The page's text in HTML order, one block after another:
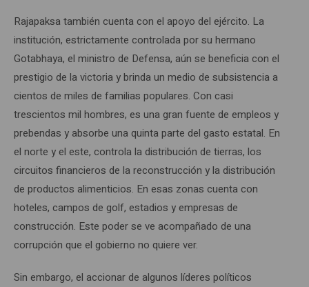
Rajapaksa también cuenta con el apoyo del ejército. La
institución, estrictamente controlada por su hermano
Gotabhaya, el ministro de Defensa, aún se beneficia con el
prestigio de la victoria y brinda un medio de subsistencia a
cientos de miles de familias populares. Con casi
trescientos mil hombres, es una gran fuente de empleos y
prebendas y absorbe una quinta parte del gasto estatal. En
el norte y el este, controla la distribución de tierras, los
circuitos financieros de la reconstrucción y la distribución
de productos alimenticios. En esas zonas cuenta con
hoteles, campos de golf, estadios y empresas de
construcción. Este poder se ve acompañado de una
corrupción que el gobierno no quiere ver.
Sin embargo, el accionar de algunos líderes políticos